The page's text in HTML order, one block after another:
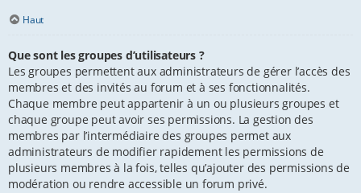
Haut
Que sont les groupes d’utilisateurs ?
Les groupes permettent aux administrateurs de gérer l’accès des
membres et des invités au forum et à ses fonctionnalités.
Chaque membre peut appartenir à un ou plusieurs groupes et
chaque groupe peut avoir ses permissions. La gestion des
membres par l’intermédiaire des groupes permet aux
administrateurs de modifier rapidement les permissions de
plusieurs membres à la fois, telles qu’ajouter des permissions de
modération ou rendre accessible un forum privé.